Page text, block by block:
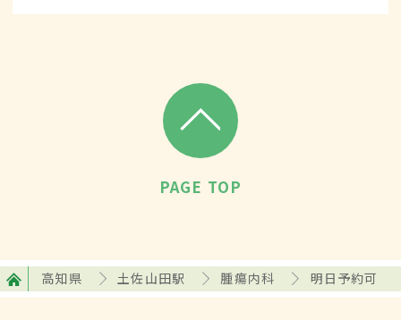
PAGE TOP
高知県 土佐山田駅 腫瘍内科 明日予約可